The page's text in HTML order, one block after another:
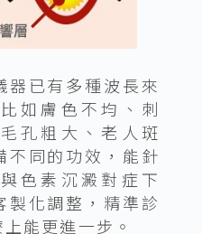
器已有多種波長來
如膚色不均、刺
孔粗大、老人斑
不同的功效，能針
色素沉澱對症下
製化調整，精準診
能更進一步。